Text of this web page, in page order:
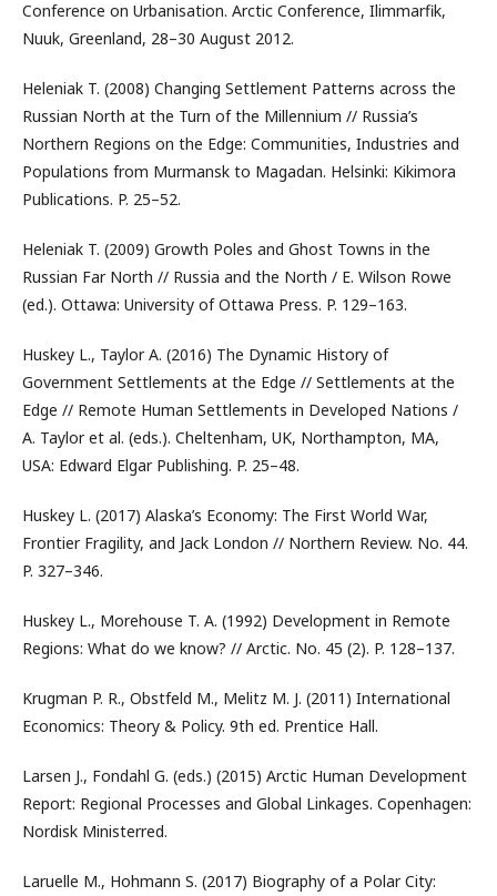
Conference on Urbanisation. Arctic Conference, Ilimmarfik,
Nuuk, Greenland, 28–30 August 2012.
Heleniak T. (2008) Changing Settlement Patterns across the
Russian North at the Turn of the Millennium // Russia’s
Northern Regions on the Edge: Communities, Industries and
Populations from Murmansk to Magadan. Helsinki: Kikimora
Publications. P. 25–52.
Heleniak T. (2009) Growth Poles and Ghost Towns in the
Russian Far North // Russia and the North / E. Wilson Rowe
(ed.). Ottawa: University of Ottawa Press. P. 129–163.
Huskey L., Taylor A. (2016) The Dynamic History of
Government Settlements at the Edge // Settlements at the
Edge // Remote Human Settlements in Developed Nations /
A. Taylor et al. (eds.). Cheltenham, UK, Northampton, MA,
USA: Edward Elgar Publishing. P. 25–48.
Huskey L. (2017) Alaska’s Economy: The First World War,
Frontier Fragility, and Jack London // Northern Review. No. 44.
P. 327–346.
Huskey L., Morehouse T. A. (1992) Development in Remote
Regions: What do we know? // Arctic. No. 45 (2). P. 128–137.
Krugman P. R., Obstfeld M., Melitz M. J. (2011) International
Economics: Theory & Policy. 9th ed. Prentice Hall.
Larsen J., Fondahl G. (eds.) (2015) Arctic Human Development
Report: Regional Processes and Global Linkages. Copenhagen:
Nordisk Ministerrеd.
Laruelle M., Hohmann S. (2017) Biography of a Polar City: